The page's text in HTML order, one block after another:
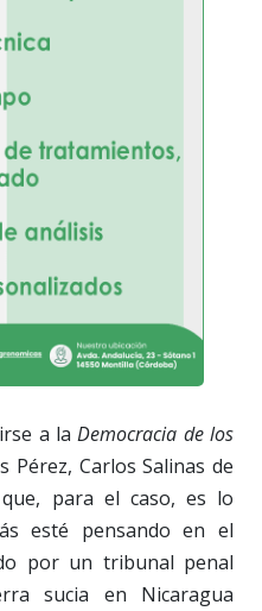
a laDemocracia de los
Pérez, Carlos Salinas de
para el caso, es lo
esté pensando en el
por un tribunal penal
sucia en Nicaragua